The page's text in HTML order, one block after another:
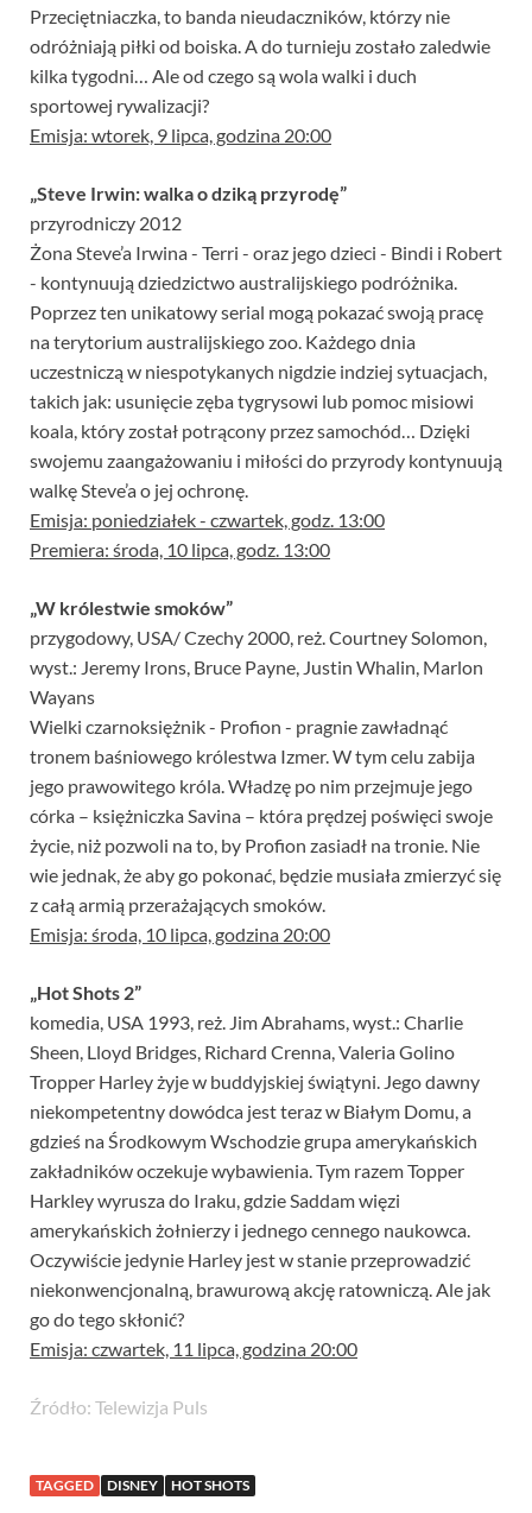
Przeciętniaczka, to banda nieudaczników, którzy nie
odróżniają piłki od boiska. A do turnieju zostało zaledwie
kilka tygodni… Ale od czego są wola walki i duch
sportowej rywalizacji?
Emisja: wtorek, 9 lipca, godzina 20:00
„Steve Irwin: walka o dziką przyrodę”
przyrodniczy 2012
Żona Steve’a Irwina - Terri - oraz jego dzieci - Bindi i Robert
- kontynuują dziedzictwo australijskiego podróżnika.
Poprzez ten unikatowy serial mogą pokazać swoją pracę
na terytorium australijskiego zoo. Każdego dnia
uczestniczą w niespotykanych nigdzie indziej sytuacjach,
takich jak: usunięcie zęba tygrysowi lub pomoc misiowi
koala, który został potrącony przez samochód… Dzięki
swojemu zaangażowaniu i miłości do przyrody kontynuują
walkę Steve’a o jej ochronę.
Emisja: poniedziałek - czwartek, godz. 13:00
Premiera: środa, 10 lipca, godz. 13:00
„W królestwie smoków”
przygodowy, USA/ Czechy 2000, reż. Courtney Solomon,
wyst.: Jeremy Irons, Bruce Payne, Justin Whalin, Marlon
Wayans
Wielki czarnoksiężnik - Profion - pragnie zawładnąć
tronem baśniowego królestwa Izmer. W tym celu zabija
jego prawowitego króla. Władzę po nim przejmuje jego
córka – księżniczka Savina – która prędzej poświęci swoje
życie, niż pozwoli na to, by Profion zasiadł na tronie. Nie
wie jednak, że aby go pokonać, będzie musiała zmierzyć się
z całą armią przerażających smoków.
Emisja: środa, 10 lipca, godzina 20:00
„Hot Shots 2”
komedia, USA 1993, reż. Jim Abrahams, wyst.: Charlie
Sheen, Lloyd Bridges, Richard Crenna, Valeria Golino
Tropper Harley żyje w buddyjskiej świątyni. Jego dawny
niekompetentny dowódca jest teraz w Białym Domu, a
gdzieś na Środkowym Wschodzie grupa amerykańskich
zakładników oczekuje wybawienia. Tym razem Topper
Harkley wyrusza do Iraku, gdzie Saddam więzi
amerykańskich żołnierzy i jednego cennego naukowca.
Oczywiście jedynie Harley jest w stanie przeprowadzić
niekonwencjonalną, brawurową akcję ratowniczą. Ale jak
go do tego skłonić?
Emisja: czwartek, 11 lipca, godzina 20:00
Źródło: Telewizja Puls
TAGGED DISNEY HOT SHOTS